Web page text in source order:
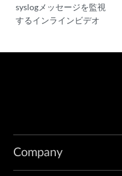
syslogメッセージを監視
するインラインビデオ
Company